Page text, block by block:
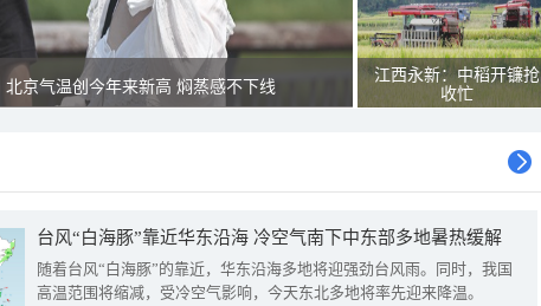
北京气温创今年来新高 焖蒸感不下线
江西永新：中稻开镰抢
收忙
台风“白海豚”靠近华东沿海 冷空气南下中东部多地暑热缓解
随着台风“白海豚”的靠近，华东沿海多地将迎强劲台风雨。同时，我国
高温范围将缩减，受冷空气影响，今天东北多地将率先迎来降温。